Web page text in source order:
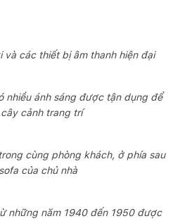
và các thiết bị âm thanh hiện đại
nhiều ánh sáng được tận dụng để
cảnh trang trí
cùng phòng khách, ở phía sau
của chủ nhà
những năm 1940 đến 1950 được